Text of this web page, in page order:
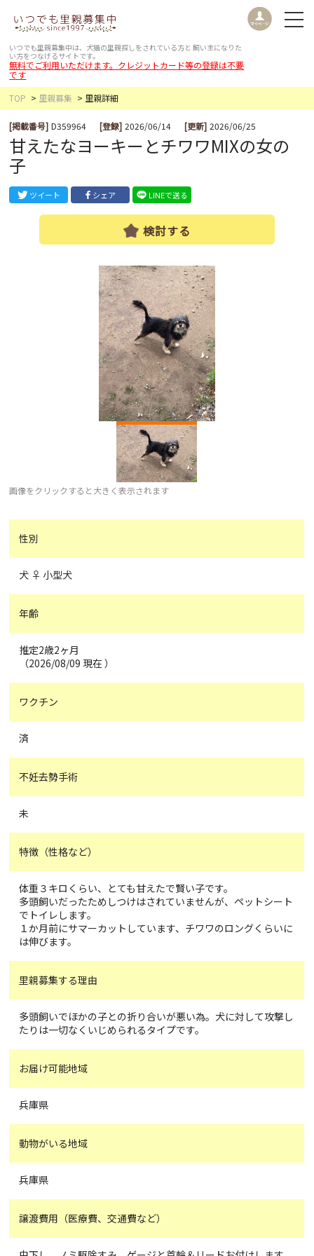
いつでも里親募集中は、犬猫の里親探しをされている方と 飼い主になりた
い方をつなげるサイトです。
無料でご利用いただけます。クレジットカード等の登録は不要
です
TOP
里親募集 里親詳細
[掲載番号] D359964 [登録] 2026/06/14 [更新] 2026/06/25
甘えたなヨーキーとチワワMIXの女の
子
ツイート シェア LINEで送る
検討する
画像をクリックすると大きく表示されます
性別
犬 ♀ 小型犬
年齢
推定2歳2ヶ月
（2026/08/09 現在 ）
ワクチン
済
不妊去勢手術
未
特徴（性格など）
体重３キロくらい、とても甘えたで賢い子です。
多頭飼いだったためしつけはされていませんが、ペットシート
でトイレします。
１か月前にサマーカットしています、チワワのロングくらいに
は伸びます。
里親募集する理由
多頭飼いでほかの子との折り合いが悪い為。犬に対して攻撃し
たりは一切なくいじめられるタイプです。
お届け可能地域
兵庫県
動物がいる地域
兵庫県
譲渡費用（医療費、交通費など）